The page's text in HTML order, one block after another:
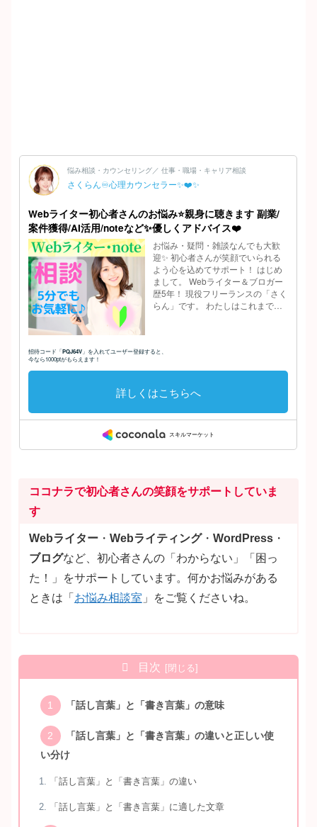
ココナラで初心者さんの笑顔をサポートしていま
す
Webライター・ Webライティング・ WordPress・
ブログなど、初心者さんの「わからない」「困っ
た！」をサポートしています。何かお悩みがある
ときは「 お悩み相談室 」をご覧くださいね。
目次
「話し言葉」と「書き言葉」の意味
「話し言葉」と「書き言葉」の違いと正しい使
い分け
「話し言葉」と「書き言葉」の違い
「話し言葉」と「書き言葉」に適した文章